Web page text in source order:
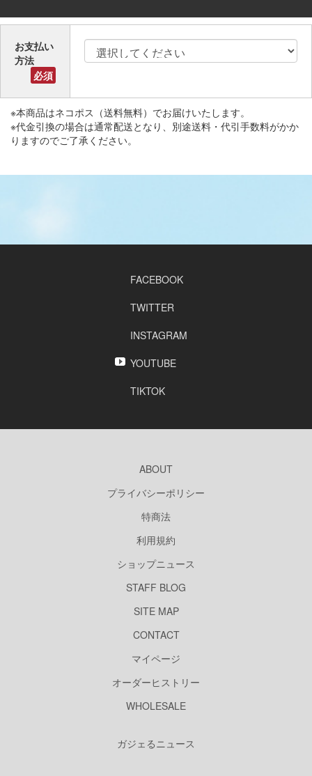
お支払い
方法
必須
※本商品はネコポス（送料無料）でお届けいたします。
※代金引換の場合は通常配送となり、別途送料・代引手数料がかか
りますのでご了承ください。
FACEBOOK
TWITTER
INSTAGRAM
YOUTUBE
TIKTOK
ABOUT
プライバシーポリシー
特商法
利用規約
ショップニュース
STAFF BLOG
SITE MAP
CONTACT
マイページ
オーダーヒストリー
WHOLESALE
ガジェるニュース